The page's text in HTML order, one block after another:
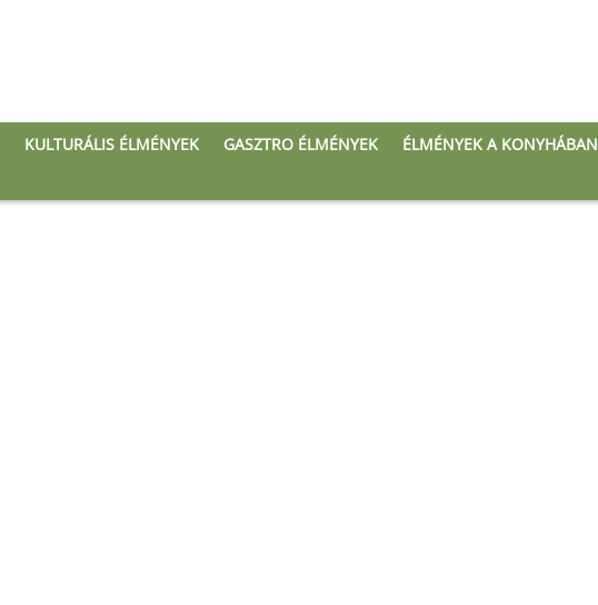
KULTURÁLIS ÉLMÉNYEK GASZTRO ÉLMÉNYEK
ÉLMÉNYEK A KONYHÁBAN